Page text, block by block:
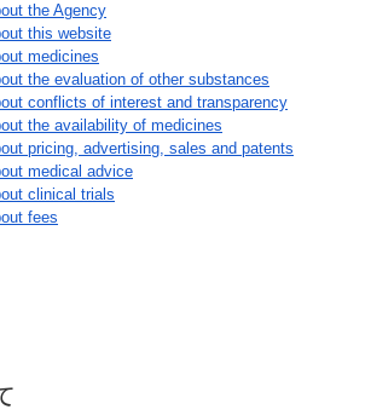
the Agency
this website
medicines
the evaluation of other substances
conflicts of interest and transparency
the availability of medicines
pricing, advertising, sales and patents
medical advice
clinical trials
fees